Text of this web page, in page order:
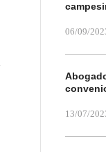
06/09/
13/07/